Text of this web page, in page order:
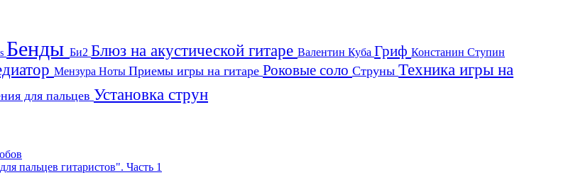
Бенды Би2 Блюз на акустической гитаре Валентин Куба Гриф Констанин Ступин
Мензура Ноты Приемы игры на гитаре Роковые соло Струны Техника игры на
для пальцев Установка струн
пальцев гитаристов". Часть 1